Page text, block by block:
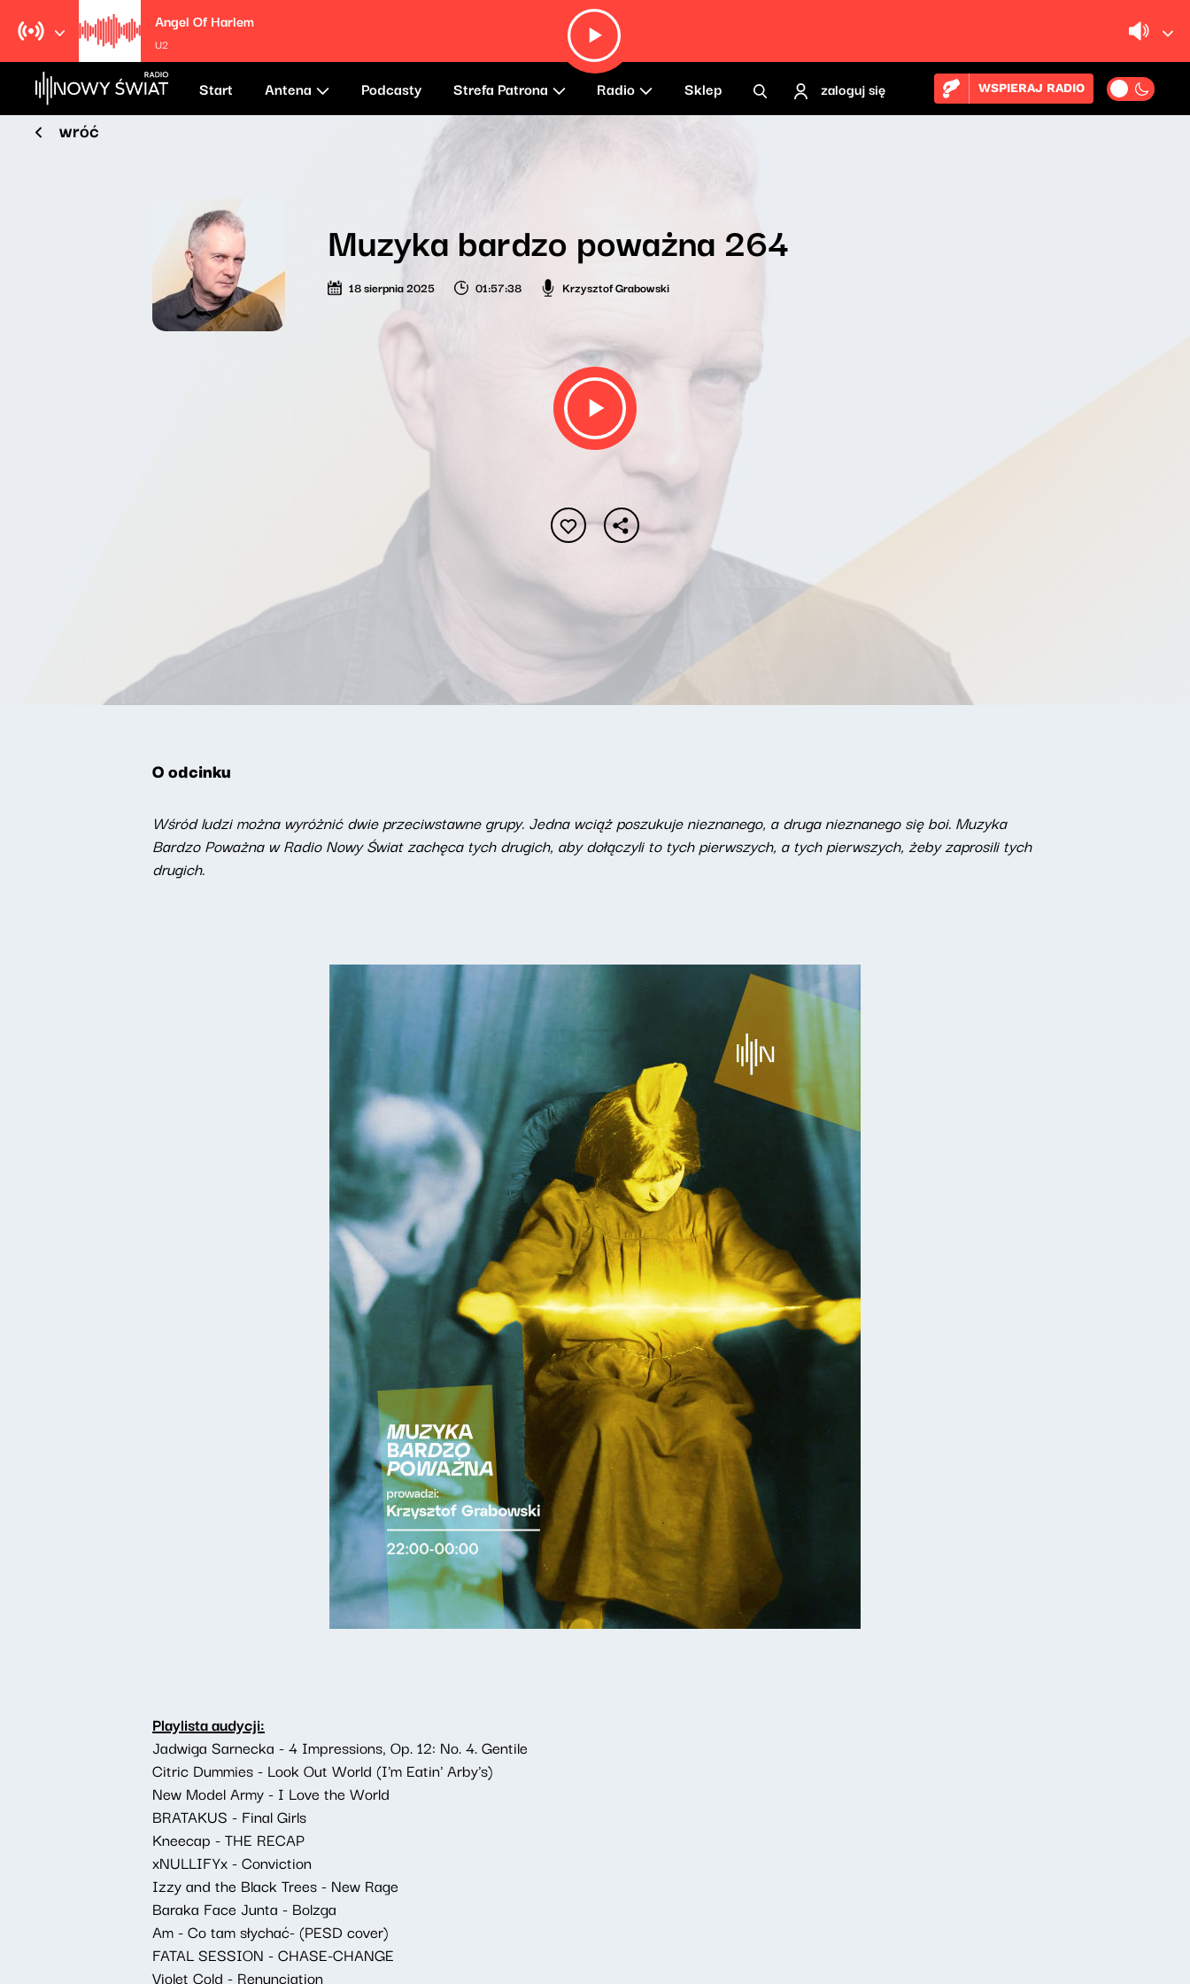
Angel Of Harlem
U2
Start Antena Podcasty Strefa Patrona Radio Sklep zaloguj się WSPIERAJ RADIO
wróć
Muzyka bardzo poważna 264
18 sierpnia 2025 01:57:38 Krzysztof Grabowski
O odcinku
Wśród ludzi można wyróżnić dwie przeciwstawne grupy. Jedna wciąż poszukuje nieznanego, a druga nieznanego się boi. Muzyka
Bardzo Poważna w Radio Nowy Świat zachęca tych drugich, aby dołączyli to tych pierwszych, a tych pierwszych, żeby zaprosili tych
drugich.
Playlista audycji:
Jadwiga Sarnecka - 4 Impressions, Op. 12: No. 4. Gentile
Citric Dummies - Look Out World (I'm Eatin' Arby's)
New Model Army - I Love the World
BRATAKUS - Final Girls
Kneecap - THE RECAP
xNULLIFYx - Conviction
Izzy and the Black Trees - New Rage
Baraka Face Junta - Bolzga
Am - Co tam słychać- (PESD cover)
FATAL SESSION - CHASE-CHANGE
Violet Cold - Renunciation